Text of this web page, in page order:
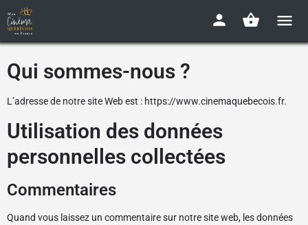
Qui sommes-nous ?
L’adresse de notre site Web est : https://www.cinemaquebecois.fr.
Utilisation des données
personnelles collectées
Commentaires
Quand vous laissez un commentaire sur notre site web, les données